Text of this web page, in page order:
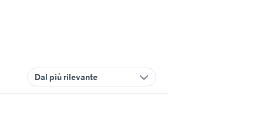
Dal più rilevante